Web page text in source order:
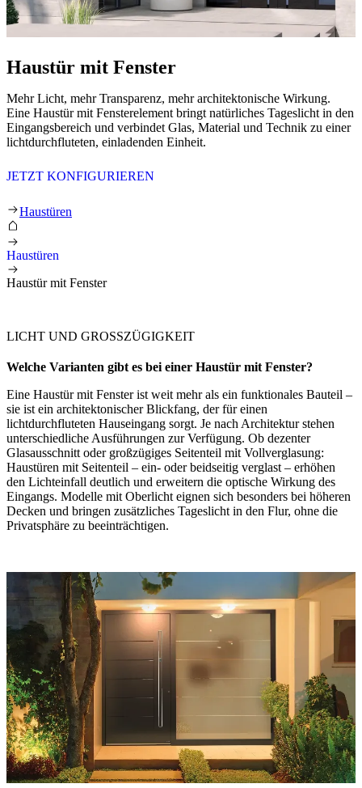
Haustür mit Fenster
Mehr Licht, mehr Transparenz, mehr architektonische Wirkung.
Eine Haustür mit Fensterelement bringt natürliches Tageslicht in den
Eingangsbereich und verbindet Glas, Material und Technik zu einer
lichtdurchfluteten, einladenden Einheit.
JETZT KONFIGURIEREN
Haustür mit Fenster
Haustüren
Haustüren
Haustür mit Fenster
LICHT UND GROSSZÜGIGKEIT
Welche Varianten gibt es bei einer Haustür mit Fenster?
Eine Haustür mit Fenster ist weit mehr als ein funktionales Bauteil –
sie ist ein architektonischer Blickfang, der für einen
lichtdurchfluteten Hauseingang sorgt. Je nach Architektur stehen
unterschiedliche Ausführungen zur Verfügung. Ob dezenter
Glasausschnitt oder großzügiges Seitenteil mit Vollverglasung:
Haustüren mit Seitenteil – ein- oder beidseitig verglast – erhöhen
den Lichteinfall deutlich und erweitern die optische Wirkung des
Eingangs. Modelle mit Oberlicht eignen sich besonders bei höheren
Decken und bringen zusätzliches Tageslicht in den Flur, ohne die
Privatsphäre zu beeinträchtigen.